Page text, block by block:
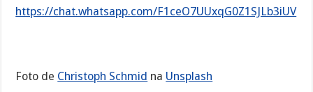
https://chat.whatsapp.com/F1ceO7UUxqG0Z1SJLb3iUV
Foto de Christoph Schmid na Unsplash